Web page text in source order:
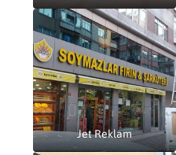
Jet Reklam